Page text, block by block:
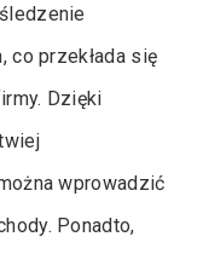
co przekłada się
Dzięki
wprowadzić
Ponadto,